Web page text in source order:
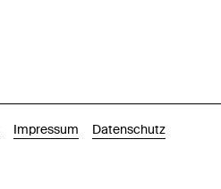
Impressum Datenschutz